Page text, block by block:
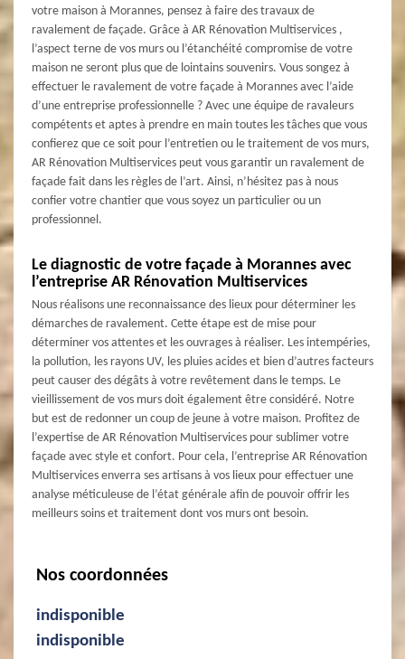
votre maison à Morannes, pensez à faire des travaux de
ravalement de façade. Grâce à AR Rénovation Multiservices ,
l’aspect terne de vos murs ou l’étanchéité compromise de votre
maison ne seront plus que de lointains souvenirs. Vous songez à
effectuer le ravalement de votre façade à Morannes avec l’aide
d’une entreprise professionnelle ? Avec une équipe de ravaleurs
compétents et aptes à prendre en main toutes les tâches que vous
confierez que ce soit pour l’entretien ou le traitement de vos murs,
AR Rénovation Multiservices peut vous garantir un ravalement de
façade fait dans les règles de l’art. Ainsi, n’hésitez pas à nous
confier votre chantier que vous soyez un particulier ou un
professionnel.
Le diagnostic de votre façade à Morannes avec
l’entreprise AR Rénovation Multiservices
Nous réalisons une reconnaissance des lieux pour déterminer les
démarches de ravalement. Cette étape est de mise pour
déterminer vos attentes et les ouvrages à réaliser. Les intempéries,
la pollution, les rayons UV, les pluies acides et bien d’autres facteurs
peut causer des dégâts à votre revêtement dans le temps. Le
vieillissement de vos murs doit également être considéré. Notre
but est de redonner un coup de jeune à votre maison. Profitez de
l’expertise de AR Rénovation Multiservices pour sublimer votre
façade avec style et confort. Pour cela, l’entreprise AR Rénovation
Multiservices enverra ses artisans à vos lieux pour effectuer une
analyse méticuleuse de l’état générale afin de pouvoir offrir les
meilleurs soins et traitement dont vos murs ont besoin.
Nos coordonnées
indisponible
indisponible